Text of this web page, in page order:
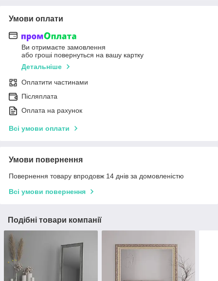
Умови оплати
Ви отримаєте замовлення
або гроші повернуться на вашу картку
Детальніше
Оплатити частинами
Післяплата
Оплата на рахунок
Всі умови оплати
Умови повернення
Повернення товару впродовж 14 днів за домовленістю
Всі умови повернення
Подібні товари компанії